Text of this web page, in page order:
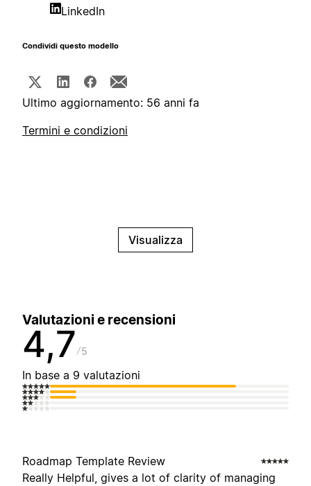
LinkedIn
Condividi questo modello
Ultimo aggiornamento: 56 anni fa
Termini e condizioni
Visualizza
Valutazioni e recensioni
4,7 5
In base a 9 valutazioni
Roadmap Template Review
Really Helpful, gives a lot of clarity of managing